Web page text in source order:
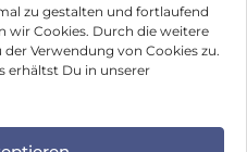
zu gestalten und fortlaufend
wir Cookies. Durch die weitere
Verwendung von Cookies zu.
erhältst Du in unserer